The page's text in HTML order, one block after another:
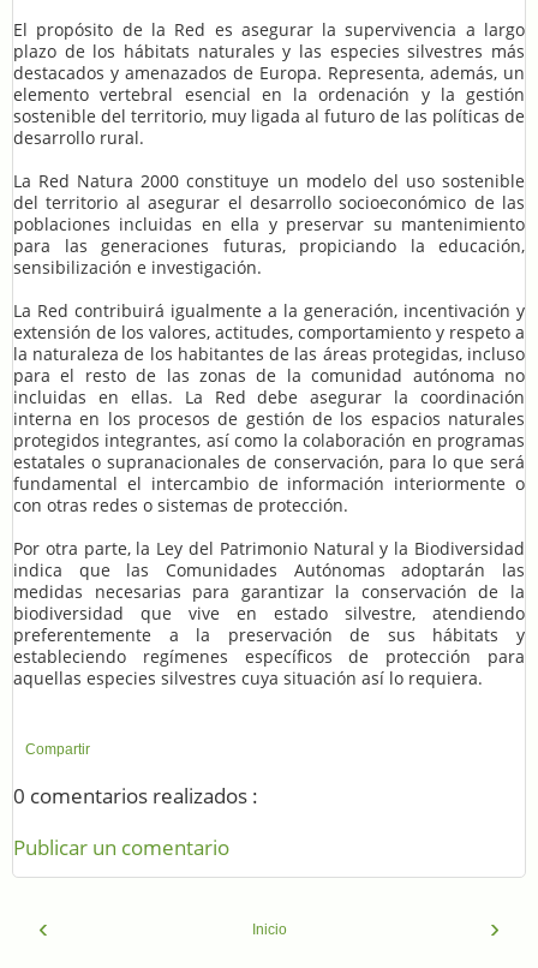
El propósito de la Red es asegurar la supervivencia a largo
plazo de los hábitats naturales y las especies silvestres más
destacados y amenazados de Europa. Representa, además, un
elemento vertebral esencial en la ordenación y la gestión
sostenible del territorio, muy ligada al futuro de las políticas de
desarrollo rural.
La Red Natura 2000 constituye un modelo del uso sostenible
del territorio al asegurar el desarrollo socioeconómico de las
poblaciones incluidas en ella y preservar su mantenimiento
para las generaciones futuras, propiciando la educación,
sensibilización e investigación.
La Red contribuirá igualmente a la generación, incentivación y
extensión de los valores, actitudes, comportamiento y respeto a
la naturaleza de los habitantes de las áreas protegidas, incluso
para el resto de las zonas de la comunidad autónoma no
incluidas en ellas. La Red debe asegurar la coordinación
interna en los procesos de gestión de los espacios naturales
protegidos integrantes, así como la colaboración en programas
estatales o supranacionales de conservación, para lo que será
fundamental el intercambio de información interiormente o
con otras redes o sistemas de protección.
Por otra parte, la Ley del Patrimonio Natural y la Biodiversidad
indica que las Comunidades Autónomas adoptarán las
medidas necesarias para garantizar la conservación de la
biodiversidad que vive en estado silvestre, atendiendo
preferentemente a la preservación de sus hábitats y
estableciendo regímenes específicos de protección para
aquellas especies silvestres cuya situación así lo requiera.
Compartir
0 comentarios realizados :
Publicar un comentario
‹ ›
Inicio